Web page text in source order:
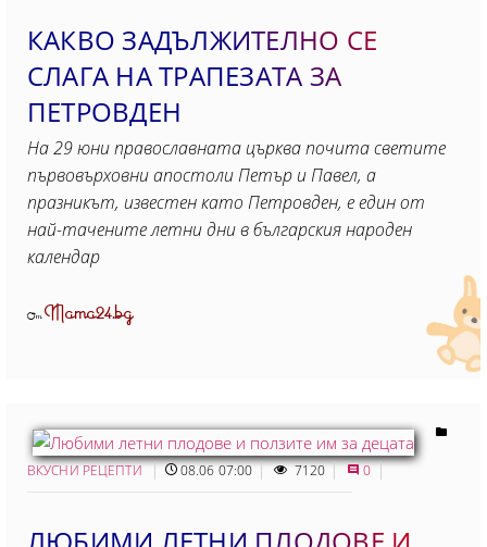
КАКВО ЗАДЪЛЖИТЕЛНО СЕ
СЛАГА НА ТРАПЕЗАТА ЗА
ПЕТРОВДЕН
На 29 юни православната църква почита светите
първовърховни апостоли Петър и Павел, а
празникът, известен като Петровден, е един от
най-тачените летни дни в българския народен
календар
ОтMama24.bg
ВКУСНИ РЕЦЕПТИ 08.06 07:00 7120 0